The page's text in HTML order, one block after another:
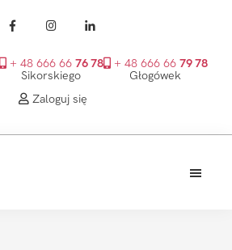
+ 48 666 66 76 78
Sikorskiego
+ 48 666 66 79 78
Głogówek
Zaloguj się